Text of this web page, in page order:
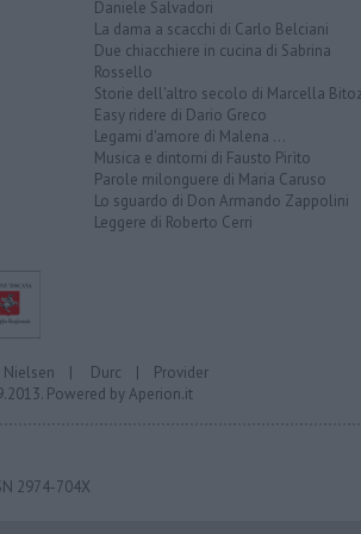
Daniele Salvadori
La dama a scacchi di Carlo Belciani
Due chiacchiere in cucina di Sabrina
Rossello
Storie dell'altro secolo di Marcella
Easy ridere di Dario Greco
Legami d'amore di Malena ...
Musica e dintorni di Fausto Pirìto
Parole milonguere di Maria Caruso
Lo sguardo di Don Armando Zappolini
Leggere di Roberto Cerri
Nielsen | Durc | Provider
Powered byAperion.it
2974-704X